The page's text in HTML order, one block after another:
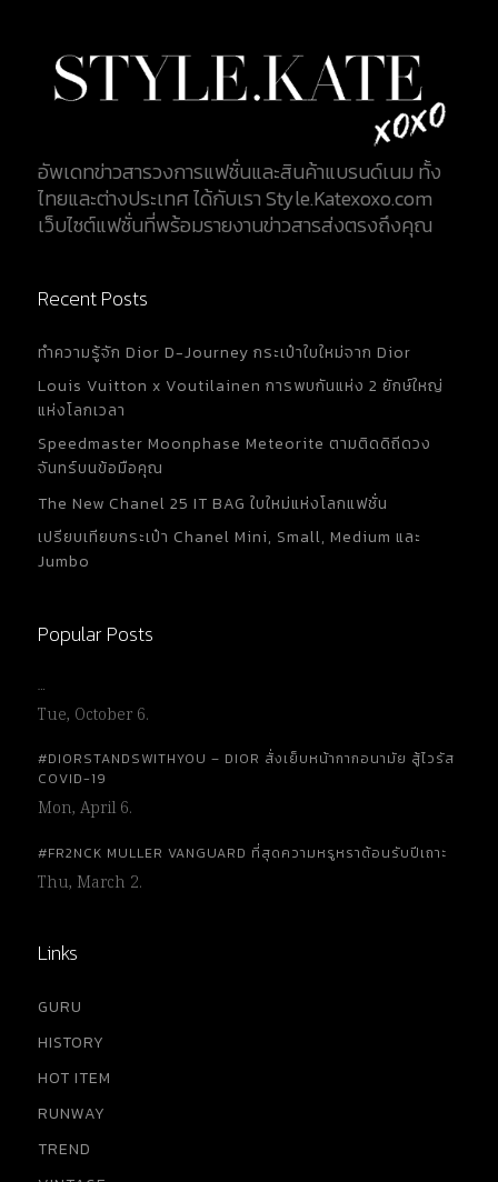
อัพเดทข่าวสารวงการแฟชั่นและสินค้าแบรนด์เนม ทั้ง
ไทยและต่างประเทศ ได้กับเรา Style.Katexoxo.com
เว็บไซต์แฟชั่นที่พร้อมรายงานข่าวสารส่งตรงถึงคุณ
Recent Posts
ทำความรู้จัก Dior D-Journey กระเป๋าใบใหม่จาก Dior
Louis Vuitton x Voutilainen การพบกันแห่ง 2 ยักษ์ใหญ่
แห่งโลกเวลา
Speedmaster Moonphase Meteorite ตามติดดิถีดวง
จันทร์บนข้อมือคุณ
The New Chanel 25 IT BAG ใบใหม่แห่งโลกแฟชั่น
เปรียบเทียบกระเป๋า Chanel Mini, Small, Medium และ
Jumbo
Popular Posts
…
Tue, October 6.
#DIORSTANDSWITHYOU – DIOR สั่งเย็บหน้ากากอนามัย สู้ไวรัส
COVID-19
Mon, April 6.
#FR2NCK MULLER VANGUARD ที่สุดความหรูหราต้อนรับปีเถาะ
Thu, March 2.
Links
GURU
HISTORY
HOT ITEM
RUNWAY
TREND